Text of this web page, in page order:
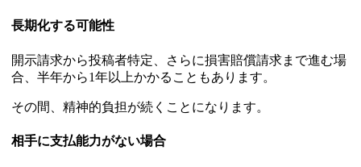
長期化する可能性
開示請求から投稿者特定、さらに損害賠償請求まで進む場
合、半年から1年以上かかることもあります。
その間、精神的負担が続くことになります。
相手に支払能力がない場合